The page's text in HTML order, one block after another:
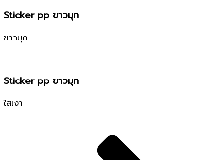
Sticker pp ขาวมุก
ขาวมุก
Sticker pp ขาวมุก
ใสเงา